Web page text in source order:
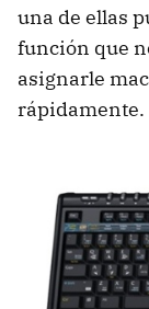
una de ellas
función que
asignarle
rápidamente.